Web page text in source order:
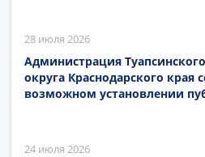
28 июля 2026
Администрация
округа Краснодарского края
возможном установлении
24 июля 2026